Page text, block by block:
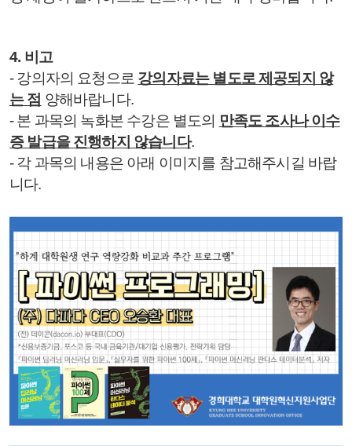
4. 비고
- 강의자의 요청으로 강의자료는 별도로 제공되지 않
는 점 양해바랍니다.
- 본 과목의 녹화본 수강은 별도의 만족도 조사나 이수
증 발급을 진행하지 않습니다.
- 각 과목의 내용은 아래 이미지를 참고해주시길 바랍
니다.